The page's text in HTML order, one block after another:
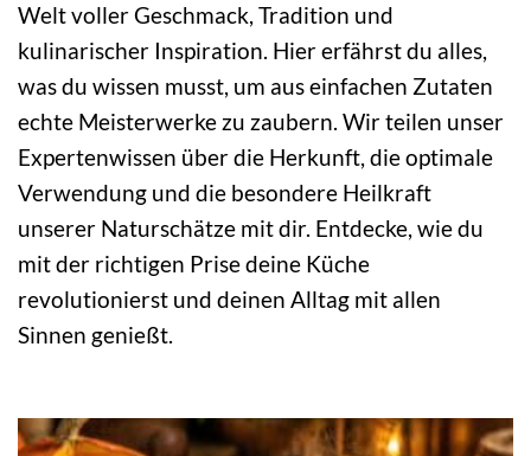
Welt voller Geschmack, Tradition und
kulinarischer Inspiration. Hier erfährst du alles,
was du wissen musst, um aus einfachen Zutaten
echte Meisterwerke zu zaubern. Wir teilen unser
Expertenwissen über die Herkunft, die optimale
Verwendung und die besondere Heilkraft
unserer Naturschätze mit dir. Entdecke, wie du
mit der richtigen Prise deine Küche
revolutionierst und deinen Alltag mit allen
Sinnen genießt.